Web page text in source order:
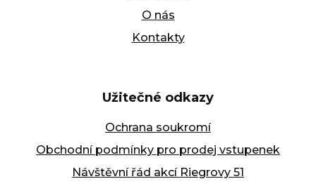
O nás
Kontakty
Užitečné odkazy
Ochrana soukromí
Obchodní podmínky pro prodej vstupenek
Návštěvní řád akcí Riegrovy 51